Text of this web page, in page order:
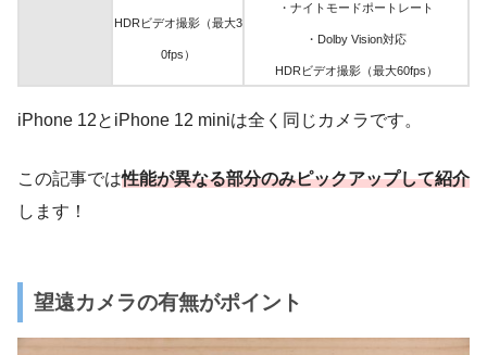
HDRビデオ撮影（最大3
0fps）
・ナイトモードポート レート
・Dolby Vision対応
HDRビデオ撮影（最大60fps）
iPhone 12とiPhone 12 miniは全く同じカメラです。
この記事では性能が異なる部分のみピックアップして紹介
します！
望遠カメラの有無がポイント